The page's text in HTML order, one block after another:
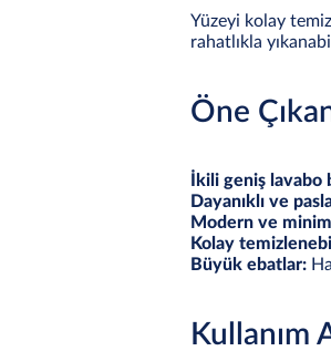
Yüzeyi kolay
rahatlıkla
Öne
İkili geniş lavabo
Dayanıklı ve
Modern ve
Kolay
Büyük ebatlar:
Kullanım